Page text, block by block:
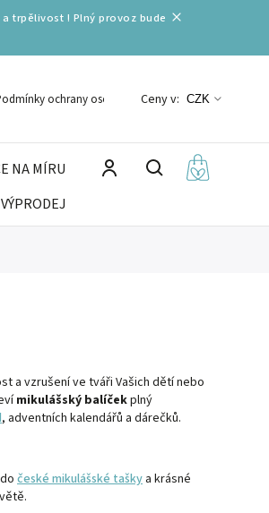
trpělivost ! Plný provoz bude
ochrany osobních údajů
Ceny v: CZK
NA MÍRU
VÝPRODEJ
a vzrušení ve tváři Vašich dětí nebo
mikulášský balíčekplný
, adventních kalendářů a dárečků.
české mikulášské tašky a krásné